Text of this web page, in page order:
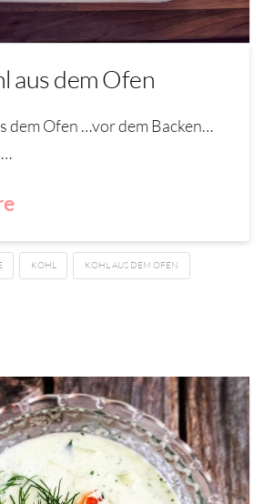
aus dem Ofen
dem Ofen …vor dem Backen…
…
KOHL KOHL AUS DEM OFEN